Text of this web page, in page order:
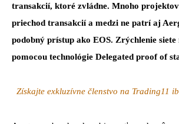
transakcií, ktoré zvládne. Mnoho
priechod transakcií a medzi ne patrí aj
podobný prístup ako EOS. Zrýchlenie
pomocou technológie Delegated proof of
Získajte exkluzívne členstvo na Trading11